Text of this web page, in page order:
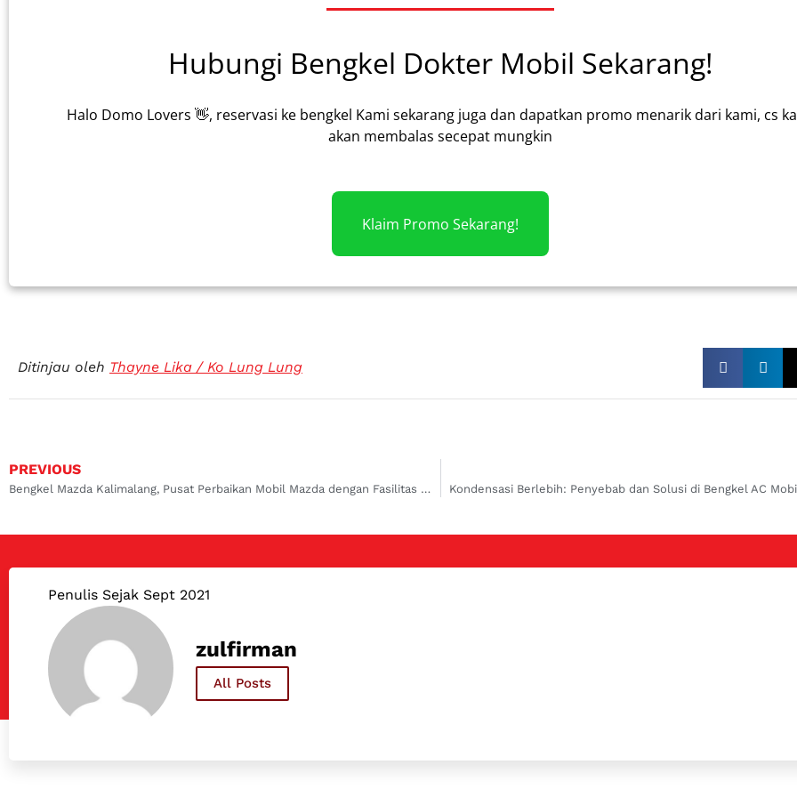
Hubungi Bengkel Dokter Mobil Sekarang!
Halo Domo Lovers 👋, reservasi ke bengkel Kami sekarang juga dan dapatkan promo menarik dari kami, cs
akan membalas secepat mungkin
Klaim Promo Sekarang!
Ditinjau oleh Thayne Lika / Ko Lung Lung
PREVIOUS
Bengkel Mazda Kalimalang, Pusat Perbaikan Mobil Mazda dengan Fasilitas Lengkap
Penulis Sejak Sept 2021
zulfirman
All Posts